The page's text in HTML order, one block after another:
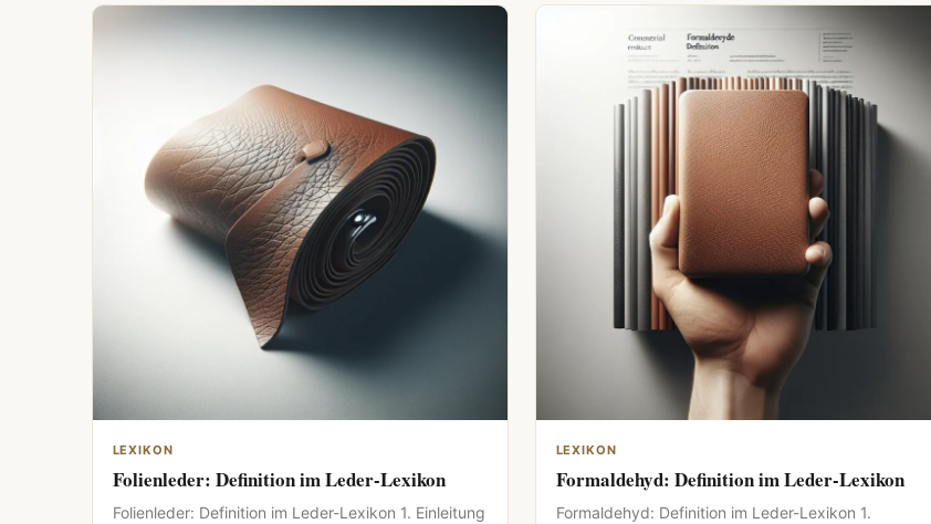
LEXIKON
Folienleder: Definition im Leder-Lexikon
Folienleder: Definition im Leder-Lexikon 1. Einleitung
LEXIKON
Formaldehyd: Definition im Leder-Lexikon
Formaldehyd: Definition im Leder-Lexikon 1.